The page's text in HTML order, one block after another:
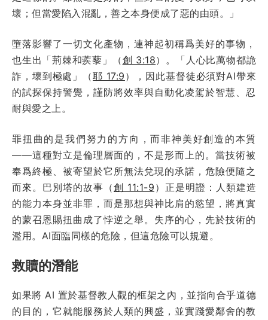
壞；但當愛陷入混亂，善之本身便成了惡的由頭。」
墮落影響了一切文化產物，連神起初稱爲美好的事物，
也生出「荊棘和蒺藜」（創 3:18）。「人心比萬物都詭
詐，壞到極處」（耶 17:9 ），因此基督徒必須對AI帶來
的試探保持警覺，謹防將效率與自動化凌駕於智慧、忍
耐與愛之上。
罪扭曲的是我們努力的方向，而非神美好創造的本質
——這種對立是倫理層面的，不是形而上的。當技術被
奉爲終極、被寄望於它所無法兌現的承諾，危險便隨之
而來。巴別塔的故事（創 11:1-9 ）正是明證：人類建造
的能力本身並非罪，而是那想與神比肩的慾望，將真實
的蒙召恩賜扭曲成了悖逆之舉。失序的心，先於技術的
濫用。AI面臨同樣的危險，但這危險可以規避。
救贖的潛能
如果將 AI 置於基督教人觀的框架之內，並指向合乎道德
的目的，它就能服務於人類的興盛，並實踐愛鄰舍的教